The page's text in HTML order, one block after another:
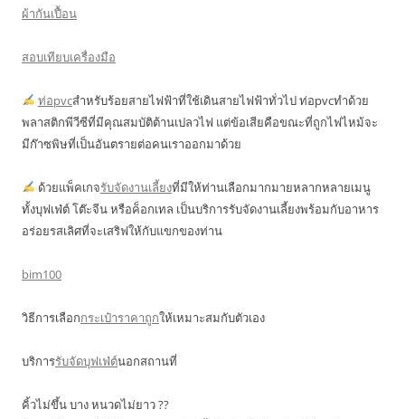
ผ้ากันเปื้อน
สอบเทียบเครื่องมือ
ท่อpvcสำหรับร้อยสายไฟฟ้าที่ใช้เดินสายไฟฟ้าทั่วไป ท่อpvcทำด้วย
พลาสติกพีวีซีที่มีคุณสมบัติต้านเปลวไฟ แต่ข้อเสียคือขณะที่ถูกไฟไหม้จะ
มีก๊าซพิษที่เป็นอันตรายต่อคนเราออกมาด้วย
ด้วยแพ็คเกจรับจัดงานเลี้ยงที่มีให้ท่านเลือกมากมายหลากหลายเมนู
ทั้งบุฟเฟ่ต์ โต๊ะจีน หรือค็อกเทล เป็นบริการรับจัดงานเลี้ยงพร้อมกับอาหาร
อร่อยรสเลิศที่จะเสริฟให้กับแขกของท่าน
bim100
วิธีการเลือกกระเป๋าราคาถูกให้เหมาะสมกับตัวเอง
บริการรับจัดบุฟเฟ่ต์นอกสถานที่
คิ้วไม่ขึ้น บาง หนวดไม่ยาว ??